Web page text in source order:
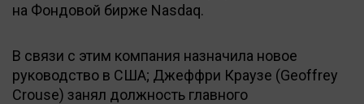
на Фондовой бирже Nasdaq.
В связи с этим компания назначила новое
руководство в США; Джеффри Краузе (Geoffrey
Crouse) занял должность главного